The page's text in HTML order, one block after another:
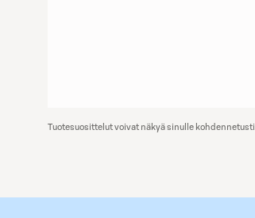
Tuotesuosittelut voivat näkyä sinulle kohdennetusti